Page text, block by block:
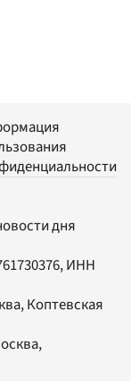
дня
ИНН
Коптевская
,